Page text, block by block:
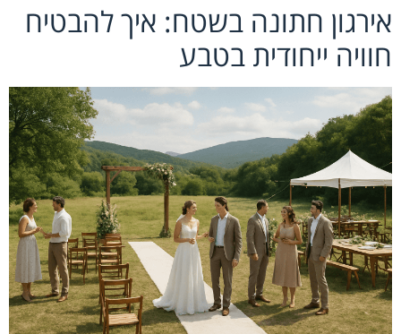
אירגון חתונה בשטח: איך להבטיח
חוויה ייחודית בטבע